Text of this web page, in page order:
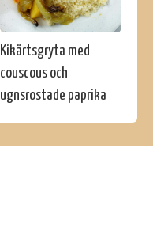
Kikärtsgryta med
couscous och
ugnsrostade paprika